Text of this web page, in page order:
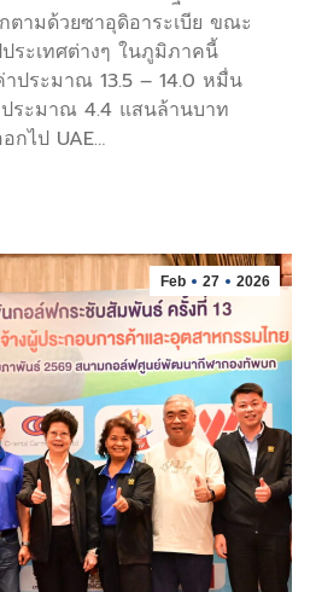
ตามด้วยซาอุดิอาระเบีย ขณะ
ระเทศต่างๆ ในภูมิภาคนี้
ประมาณ 13.5 – 14.0 หมื่น
ระมาณ 4.4 แสนล้านบาท
กไป UAE…
Feb 27 2026